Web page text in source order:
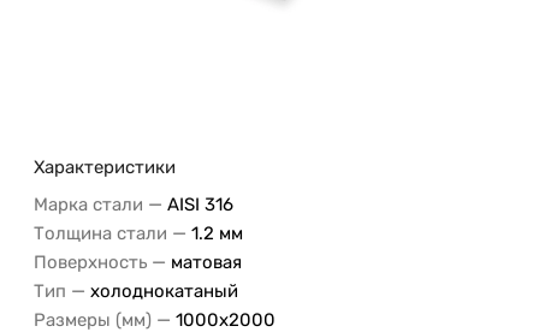
Характеристики
Марка стали — AISI 316
Толщина стали — 1.2 мм
Поверхность — матовая
Тип — холоднокатаный
Размеры (мм) — 1000х2000